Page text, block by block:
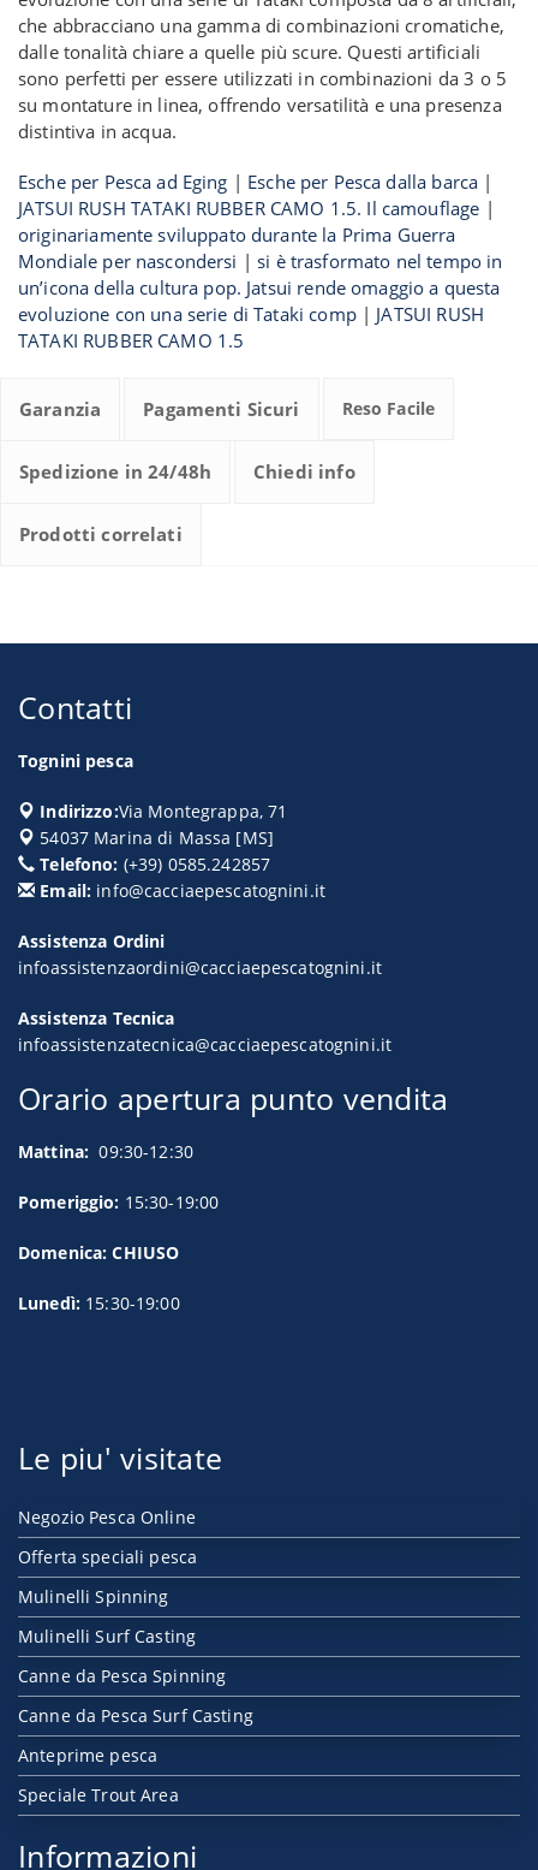
che abbracciano una gamma di combinazioni cromatiche,
dalle tonalità chiare a quelle più scure. Questi artificiali
sono perfetti per essere utilizzati in combinazioni da 3 o 5
su montature in linea, offrendo versatilità e una presenza
distintiva in acqua.
Esche per Pesca ad Eging | Esche per Pesca dalla barca |
JATSUI RUSH TATAKI RUBBER CAMO 1.5. Il camouflage |
originariamente sviluppato durante la Prima Guerra
Mondiale per nascondersi |si è trasformato nel tempo in
un’icona della cultura pop. Jatsui rende omaggio a questa
evoluzione con una serie di Tataki comp| JATSUI RUSH
TATAKI RUBBER CAMO 1.5
Garanzia Pagamenti Sicuri Reso Facile
Spedizione in 24/48h Chiedi info
Prodotti correlati
Contatti
Tognini pesca
Indirizzo:Via Montegrappa, 71
54037 Marina di Massa [MS]
Telefono: (+39) 0585.242857
Email: info@cacciaepescatognini.it
Assistenza Ordini
infoassistenzaordini@cacciaepescatognini.it
Assistenza Tecnica
infoassistenzatecnica@cacciaepescatognini.it
Orario apertura punto vendita
Mattina: 09:30-12:30
Pomeriggio: 15:30-19:00
Domenica: CHIUSO
Lunedì: 15:30-19:00
Le piu' visitate
Negozio Pesca Online
Offerta speciali pesca
Mulinelli Spinning
Mulinelli Surf Casting
Canne da Pesca Spinning
Canne da Pesca Surf Casting
Anteprime pesca
Speciale Trout Area
Informazioni